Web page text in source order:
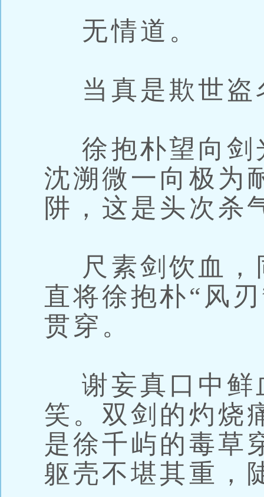
无情道。
当真是欺世盗
徐抱朴望向剑
沈溯微一向极为
阱，这是头次杀
尺素剑饮血，
直将徐抱朴“风
贯穿。
谢妄真口中鲜
笑。双剑的灼烧
是徐千屿的毒草
躯壳不堪其重，